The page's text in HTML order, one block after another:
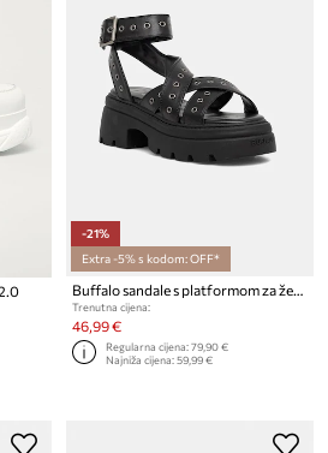
-21%
Extra -5% s kodom: OFF*
Buffalo sandale s platformom za žene Vega Mss Riv
Trenutna cijena:
46,99 €
Regularna cijena:79,90 €
Najniža cijena:59,99 €